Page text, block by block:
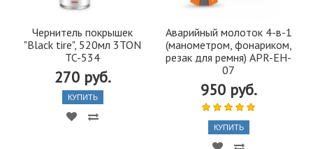
Чернитель покрышек
"Black tire", 520мл 3TON
TC-534
270 руб.
КУПИТЬ
Аварийный молоток 4-в-1
(манометром, фонариком,
резак для ремня) APR-EH-
07
950 руб.
КУПИТЬ